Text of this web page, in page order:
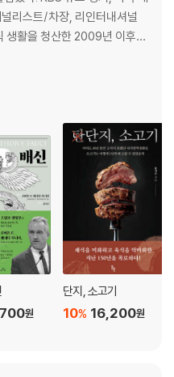
리스트/차장, 리인터내셔널
생활을 청산한 2009년 이후로
봉쇄정책』, 『붕괴하는 세계와
책을 옮겼고, 지은 책으로 『트
학기술도
원
단지, 소고기
16,200원
10%